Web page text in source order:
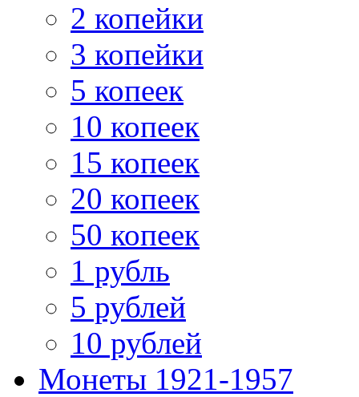
2 копейки
3 копейки
5 копеек
10 копеек
15 копеек
20 копеек
50 копеек
1 рубль
5 рублей
10 рублей
Монеты 1921-1957